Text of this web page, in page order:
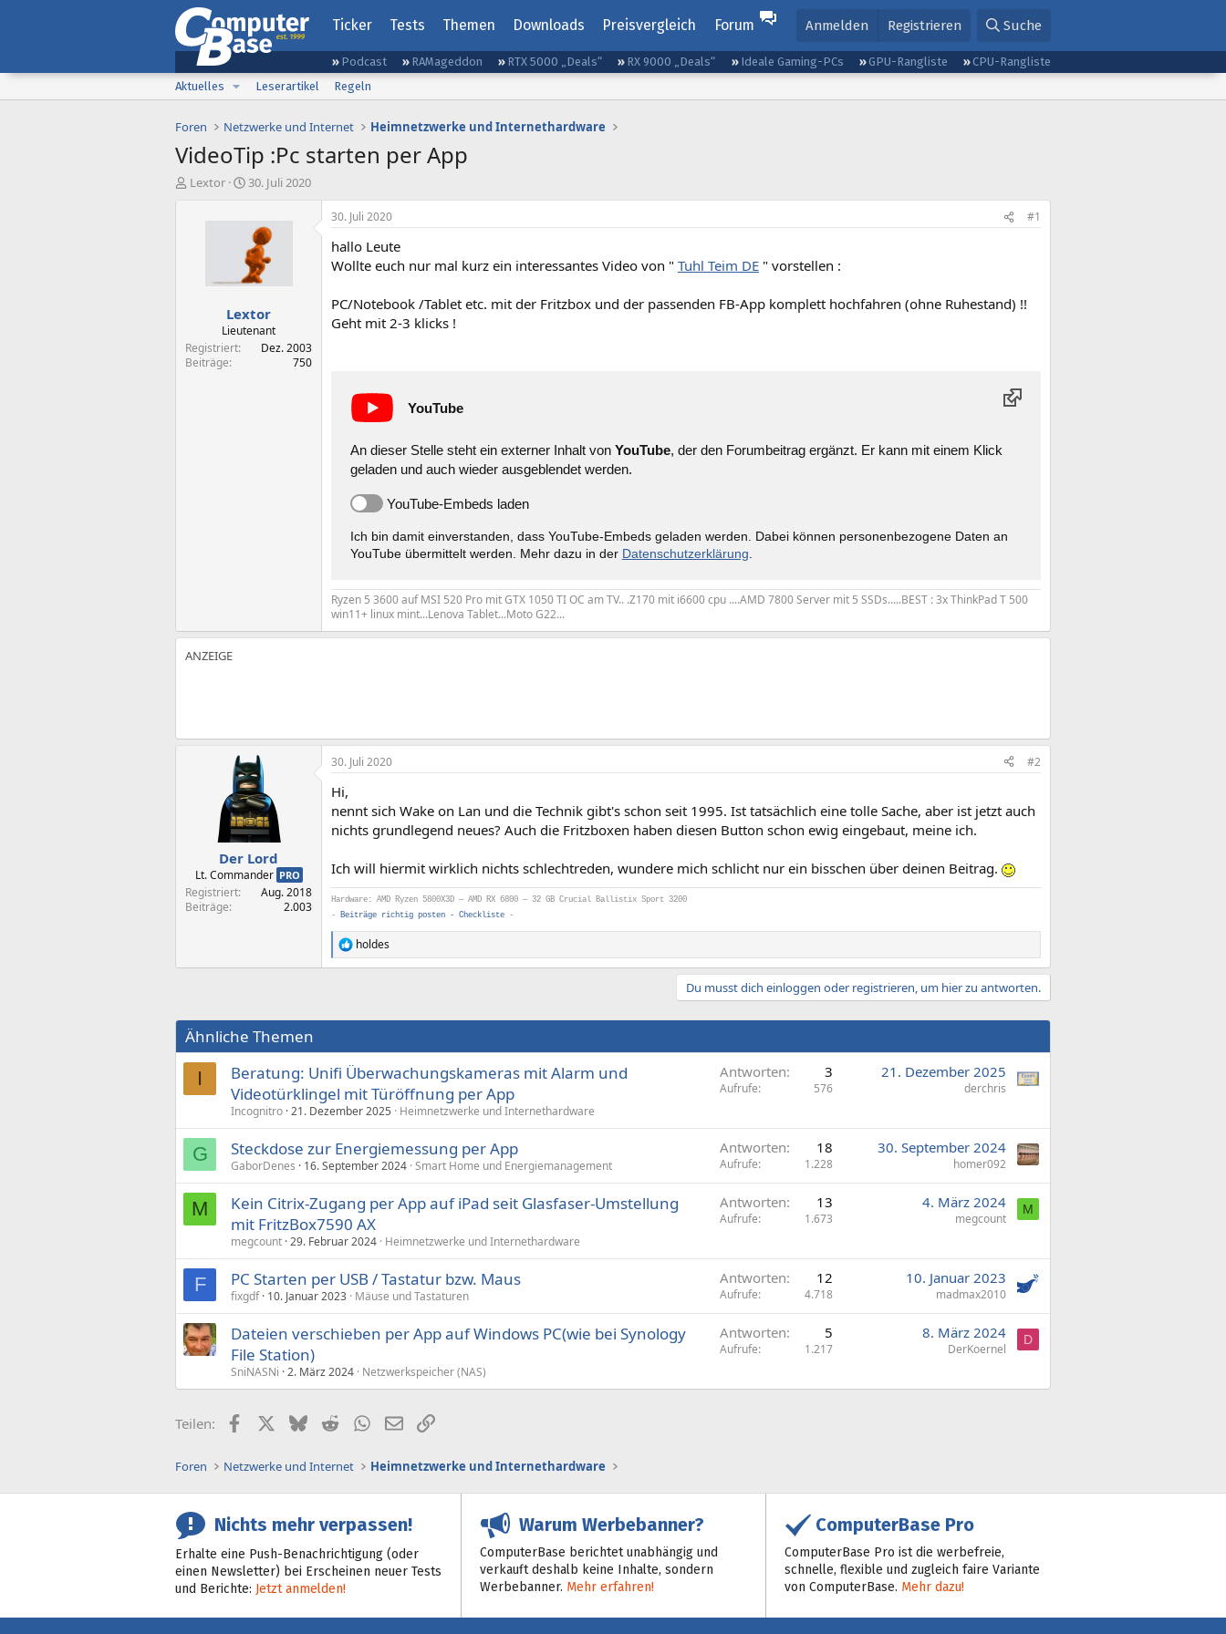
Ticker Tests Themen Downloads Preisvergleich Forum Anmelden Registrieren Suche
Podcast RAMageddon RTX 5000 „Deals“ RX 9000 „Deals“ Ideale Gaming-PCs GPU-Rangliste
CPU-Rangliste
Aktuelles
Leserartikel Regeln
Foren Netzwerke und Internet Heimnetzwerke und Internethardware
VideoTip :Pc starten per App
ELextor
E
e
l
l
a
m
30. Juli 2020
Lextor
Lieutenant
Registriert
Dez. 2003
Beiträge
750
30. Juli 2020 #1
hallo Leute
Wollte euch nur mal kurz ein interessantes Video von " Tuhl Teim DE " vorstellen :
PC/Notebook /Tablet etc. mit der Fritzbox und der passenden FB-App komplett hochfahren (ohne Ruhestand) !!
Geht mit 2-3 klicks !
YouTube
An dieser Stelle steht ein externer Inhalt von YouTube, der den Forumbeitrag ergänzt. Er kann mit einem Klick
geladen und auch wieder ausgeblendet werden.
YouTube-Embeds laden
Ich bin damit einverstanden, dass YouTube-Embeds geladen werden. Dabei können personen­bezogene Daten an
YouTube übermittelt werden. Mehr dazu in der Datenschutzerklärung
Ryzen 5 3600 auf MSI 520 Pro mit GTX 1050 TI OC am TV.. .Z170 mit i6600 cpu ....AMD 7800 Server mit 5 SSDs.....BEST : 3x ThinkPad T 500
win11+ linux mint...Lenova Tablet...Moto G22...
Der Lord
Lt. Commander PRO
Registriert
Aug. 2018
Beiträge
2.003
30. Juli 2020 #2
Hi,
nennt sich Wake on Lan und die Technik gibt's schon seit 1995. Ist tatsächlich eine tolle Sache, aber ist jetzt auch
nichts grundlegend neues? Auch die Fritzboxen haben diesen Button schon ewig eingebaut, meine ich.
Ich will hiermit wirklich nichts schlechtreden, wundere mich schlicht nur ein bisschen über deinen Beitrag.
Hardware: AMD Ryzen 5800X3D — AMD RX 6800 — 32 GB Crucial Ballistix Sport 3200
- Beiträge richtig posten - Checkliste -
R
e
i
n
e
n
holdes
Du musst dich einloggen oder registrieren, um hier zu antworten.
Ähnliche Themen
I
Beratung: Unifi Überwachungskameras mit Alarm und
Videotürklingel mit Türöffnung per App
Incognitro 21. Dezember 2025 Heimnetzwerke und Internethardware
Antworten 3
Aufrufe 576
21. Dezember 2025
derchris
G Steckdose zur Energiemessung per App
GaborDenes 16. September 2024 Smart Home und Energiemanagement
Antworten 18
Aufrufe 1.228
30. September 2024
homer092
M
Kein Citrix-Zugang per App auf iPad seit Glasfaser-Umstellung
mit FritzBox7590 AX
megcount 29. Februar 2024 Heimnetzwerke und Internethardware
Antworten 13
Aufrufe 1.673
4. März 2024
megcount
M
F PC Starten per USB / Tastatur bzw. Maus
fixgdf 10. Januar 2023 Mäuse und Tastaturen
Antworten 12
Aufrufe 4.718
10. Januar 2023
madmax2010
Dateien verschieben per App auf Windows PC(wie bei Synology
File Station)
SniNASNi 2. März 2024 Netzwerkspeicher (NAS)
Antworten 5
Aufrufe 1.217
8. März 2024
DerKoernel
D
Teilen: FacebookX (Twitter)
BlueskyRedditWhatsApp
E-MailLink
Foren Netzwerke und Internet Heimnetzwerke und Internethardware
Nichts mehr verpassen!
Erhalte eine Push-Benachrichtigung (oder
einen Newsletter) bei Erscheinen neuer Tests
und Berichte: Jetzt anmelden!
Warum Werbebanner?
ComputerBase berichtet unabhängig und
verkauft deshalb keine Inhalte, sondern
Werbebanner. Mehr erfahren!
ComputerBase Pro
ComputerBase Pro ist die werbefreie,
schnelle, flexible und zugleich faire Variante
von ComputerBase. Mehr dazu!